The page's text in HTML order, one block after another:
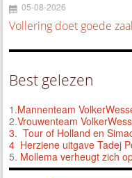
05-08-2026
Vollering doet goede
Best gelezen
1.Mannenteam
2.Vrouwenteam
3. Tour of Holland en
4 Herziene uitgave Tadej
5. Mollema verheugt zich